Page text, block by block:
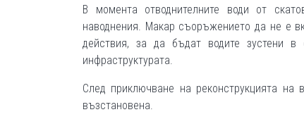
В момента отводнителните води от
наводнения. Макар съоръжението да не е
действия, за да бъдат водите зустени
инфраструктурата.
След приключване на реконструкцията
възстановена.